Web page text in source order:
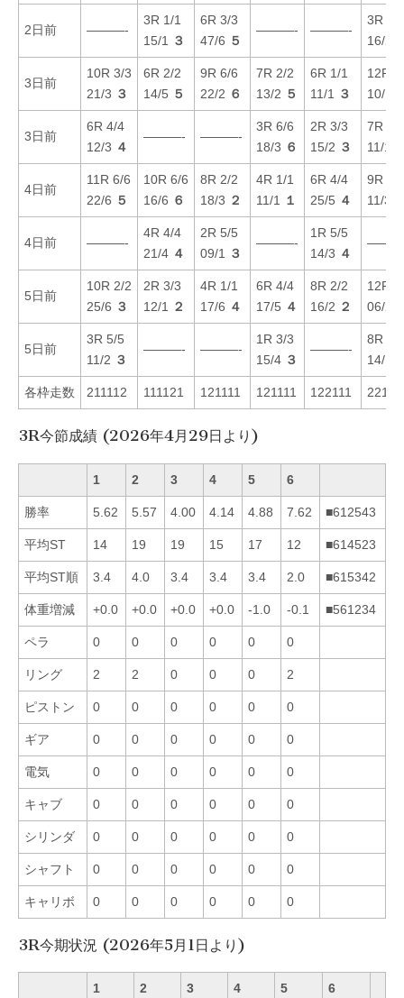
2日前 ———-
3R 1/1
15/1
３
6R 3/3
47/6 ５
———- ———-
3R 4/4
16/2
3日前
10R 3/3
21/3 ３
6R 2/2
14/5 ５
9R 6/6
22/2 ６
7R 2/2
13/2 ５
6R 1/1
11/1
３
12R
10/1
3日前
6R 4/4
12/3 ４
———- ———-
3R 6/6
18/3 ６
2R 3/3
15/2 ３
7R 3/3
11/1
4日前
11R 6/6
22/6 ５
10R 6/6
16/6 ６
8R 2/2
18/3 ２
4R 1/1
11/1
１
6R 4/4
25/5 ４
9R 6/5
11/3
4日前 ———-
4R 4/4
21/4 ４
2R 5/5
09/1
３
———-
1R 5/5
14/3 ４
5日前
10R 2/2
25/6 ３
2R 3/3
12/1
２
4R 1/1
17/6 ４
6R 4/4
17/5 ４
8R 2/2
16/2 ２
12R
06/2
5日前
3R 5/5
11/2 ３
———- ———-
1R 3/3
15/4 ３
———-
8R 1/1
14/1
各枠走数 211112 111121 121111 121111 122111
3R今節成績 (2026年4月29日より)
1 2 3 4 5 6
勝率 5.62 5.57 4.00 4.14 4.88 7.62 ■612543
平均ST 14 19 19 15 17 12 ■614523
平均ST順 3.4 4.0 3.4 3.4 3.4 2.0 ■615342
体重増減 +0.0 +0.0 +0.0 +0.0 -1.0 -0.1 ■561234
ペラ 0 0 0 0 0 0
リング 2 2 0 0 0 2
ピストン 0 0 0 0 0 0
ギア 0 0 0 0 0 0
電気 0 0 0 0 0 0
キャブ 0 0 0 0 0 0
シリンダ 0 0 0 0 0 0
シャフト 0 0 0 0 0 0
キャリボ 0 0 0 0 0 0
3R今期状況 (2026年5月1日より)
1 2 3 4 5 6